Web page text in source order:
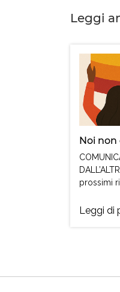
Leggi
Noi non
prossimi
Leggi di